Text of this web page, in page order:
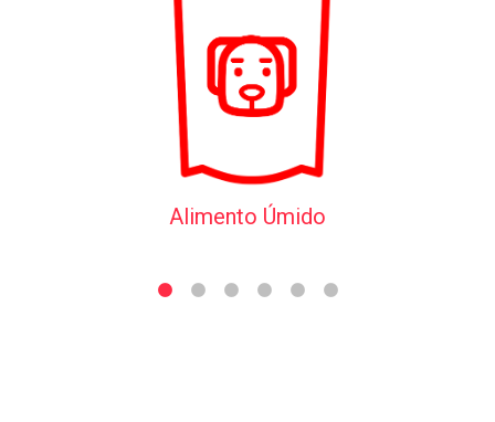
Alimento Úmido